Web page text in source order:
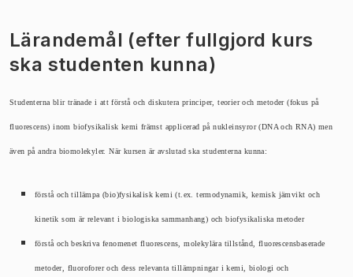
Lärandemål (efter fullgjord kurs
ska studenten kunna)
Studenterna blir tränade i att förstå och diskutera principer, teorier och metoder (fokus på
fluorescens) inom biofysikalisk kemi främst applicerad på nukleinsyror (DNA och RNA) men
även på andra biomolekyler. När kursen är avslutad ska studenterna kunna:
förstå och tillämpa (bio)fysikalisk kemi (t.ex. termodynamik, kemisk jämvikt och
kinetik som är relevant i biologiska sammanhang) och biofysikaliska metoder
förstå och beskriva fenomenet fluorescens, molekylära tillstånd, fluorescensbaserade
metoder, fluoroforer och dess relevanta tillämpningar i kemi, biologi och